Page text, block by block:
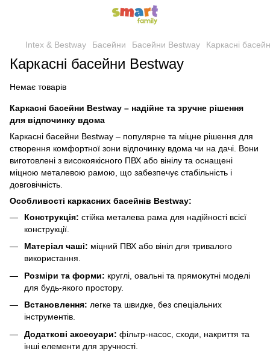
Intex & Bestway Басейни Басейни Bestway Каркасні
Каркасні басейни Bestway
Немає товарів
Каркасні басейни Bestway – надійне та зручне рішення
для відпочинку вдома
Каркасні басейни Bestway – популярне та міцне рішення для
створення комфортної зони відпочинку вдома чи на дачі. Вони
виготовлені з високоякісного ПВХ або вінілу та оснащені
міцною металевою рамою, що забезпечує стабільність і
довговічність.
Особливості каркасних басейнів Bestway:
Конструкція: стійка металева рама для надійності всієї
конструкції.
Матеріал чаші: міцний ПВХ або вініл для тривалого
використання.
Розміри та форми: круглі, овальні та прямокутні моделі
для будь-якого простору.
Встановлення: легке та швидке, без спеціальних
інструментів.
Додаткові аксесуари: фільтр-насос, сходи, накриття та
інші елементи для зручності.